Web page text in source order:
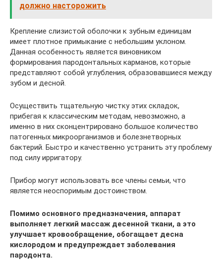
должно насторожить
Крепление слизистой оболочки к зубным единицам
имеет плотное примыкание с небольшим уклоном.
Данная особенность является виновником
формирования пародонтальных карманов, которые
представляют собой углубления, образовавшиеся между
зубом и десной.
Осуществить тщательную чистку этих складок,
прибегая к классическим методам, невозможно, а
именно в них сконцентрировано большое количество
патогенных микроорганизмов и болезнетворных
бактерий. Быстро и качественно устранить эту проблему
под силу ирригатору.
Прибор могут использовать все члены семьи, что
является неоспоримым достоинством.
Помимо основного предназначения, аппарат
выполняет легкий массаж десенной ткани, а это
улучшает кровообращение, обогащает десна
кислородом и предупреждает заболевания
пародонта.